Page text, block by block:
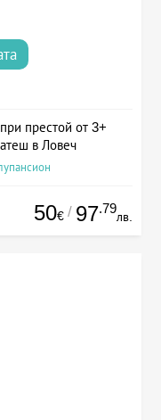
престой от 3+
в Ловеч
50€ / 97.79
лв.